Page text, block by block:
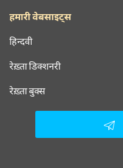
हमारी वेबसाइट्स
हिन्दवी
रेख़्ता डिक्शनरी
रेख़्ता बुक्स